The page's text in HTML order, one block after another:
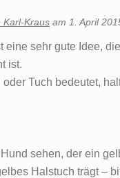
Karl-Kraus am 1. April
eine sehr gute Idee,
ist.
Tuch bedeutet,
sehen, der ein
Halstuch trägt –